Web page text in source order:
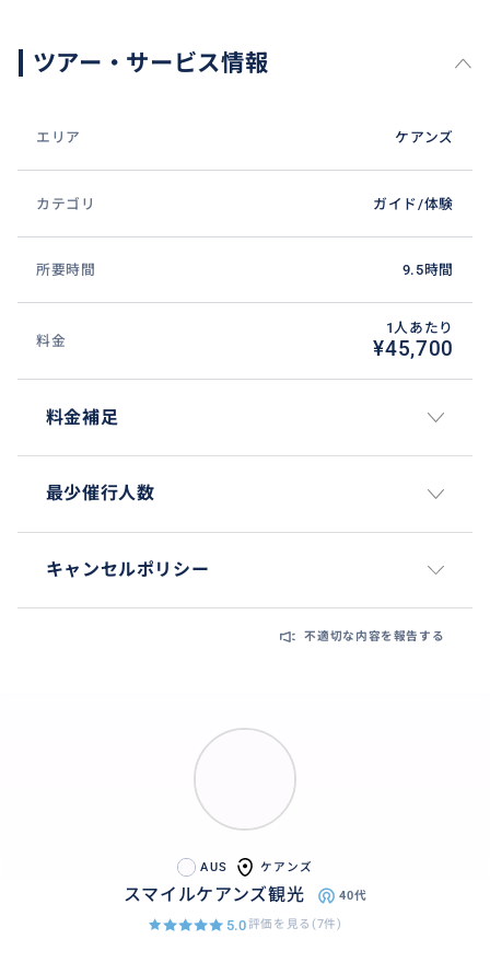
ツアー・サービス情報
エリア ケアンズ
カテゴリ ガイド/体験
所要時間 9.5時間
料金
1人あたり
¥45,700
料金補足
最少催行人数
キャンセルポリシー
不適切な内容を報告する
AUS ケアンズ
スマイルケアンズ観光 40代
5.0評価を見る(7件)